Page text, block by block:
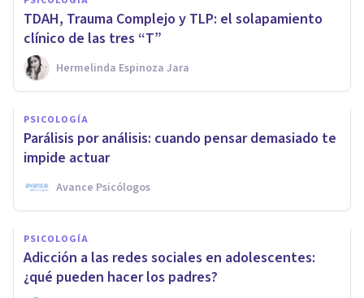
TDAH, Trauma Complejo y TLP: el solapamiento
clínico de las tres “T”
Hermelinda Espinoza Jara
PSICOLOGÍA
Parálisis por análisis: cuando pensar demasiado te
impide actuar
Avance Psicólogos
PSICOLOGÍA
Adicción a las redes sociales en adolescentes:
¿qué pueden hacer los padres?